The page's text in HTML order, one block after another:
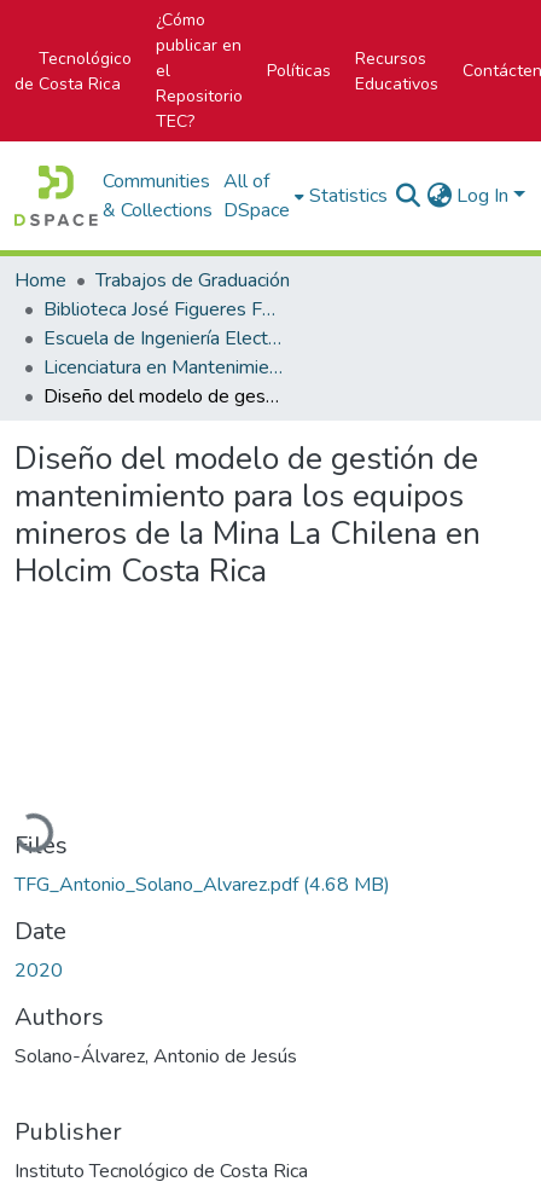
Tecnológico
de Costa Rica
¿Cómo
publicar en
el
Repositorio
TEC?
Políticas
Recursos
Educativos
Communities
& Collections
All of
DSpace
Statistics Log In
Home
Trabajos de Graduación
Biblioteca José Figueres Ferrer
Escuela de Ingeniería Electromecánica
Licenciatura en Mantenimiento Industrial
Diseño del modelo de gestión de mantenimiento para los equipos mineros de la Mina La Chilena en Holcim Costa Rica
Diseño del modelo de gestión de
mantenimiento para los equipos
mineros de la Mina La Chilena en
Holcim Costa Rica
Loading...
Files
TFG_Antonio_Solano_Alvarez.pdf(4.68 MB)
Date
2020
Authors
Solano-Álvarez, Antonio de Jesús
Publisher
Instituto Tecnológico de Costa Rica